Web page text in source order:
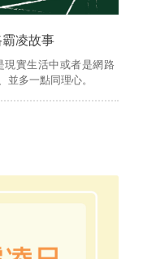
凌故事
現實生活中或者是網路
並多一點同理心。